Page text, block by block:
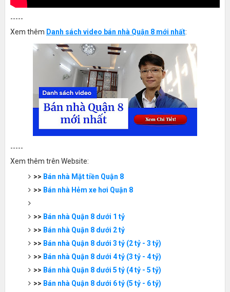
-----
Xem thêm Danh sách video bán nhà Quận 8 mới nhất:
-----
Xem thêm trên Website:
>> Bán nhà Mặt tiền Quận 8
>> Bán nhà Hẻm xe hơi Quận 8
>> Bán nhà Quận 8 dưới 1 tỷ
>> Bán nhà Quận 8 dưới 2 tỷ
>> Bán nhà Quận 8 dưới 3 tỷ (2 tỷ - 3 tỷ)
>> Bán nhà Quận 8 dưới 4 tỷ (3 tỷ - 4 tỷ)
>> Bán nhà Quận 8 dưới 5 tỷ (4 tỷ - 5 tỷ)
>> Bán nhà Quận 8 dưới 6 tỷ (5 tỷ - 6 tỷ)